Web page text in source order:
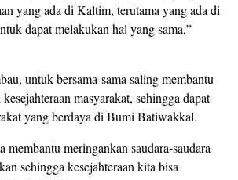
yang ada di Kaltim, terutama yang ada di
dapat melakukan hal yang sama,”
untuk bersama-sama saling membantu
masyarakat, sehingga dapat
yang berdaya di Bumi Batiwakkal.
membantu meringankan saudara-saudara
sehingga kesejahteraan kita bisa